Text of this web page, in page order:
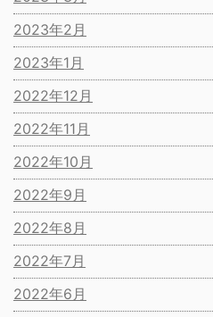
2023年2月
2023年1月
2022年12月
2022年11月
2022年10月
2022年9月
2022年8月
2022年7月
2022年6月